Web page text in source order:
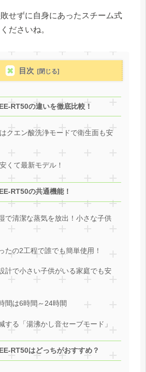
せずに自身にあったスチーム式
ださいね。
目次
RT50の違いを徹底比較！
クエン酸洗浄モードで衛生面も安
くて最新モデル！
RT50の共通機能！
で清潔な蒸気を放出！小さな子供
たの2工程で誰でも簡単使用！
計で小さい子供がいる家庭でも安
間は6時間～24時間
する「湯沸かし音セーブモード」
RT50はどっちがおすすめ？